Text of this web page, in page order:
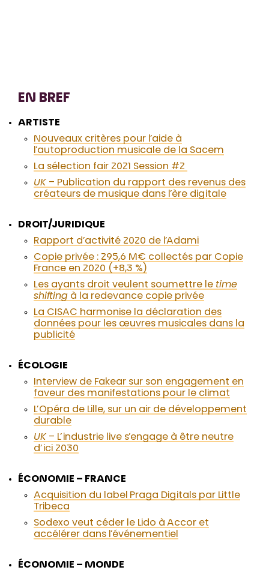
EN BREF
ARTISTE
Nouveaux critères pour l’aide à
l’autoproduction musicale de la Sacem
La sélection fair 2021 Session #2
UK – Publication du rapport des revenus des
créateurs de musique dans l’ère digitale
DROIT/JURIDIQUE
Rapport d’activité 2020 de l’Adami
Copie privée : 295,6 M€ collectés par Copie
France en 2020 (+8,3 %)
Les ayants droit veulent soumettre le time
shifting à la redevance copie privée
La CISAC harmonise la déclaration des
données pour les œuvres musicales dans la
publicité
ÉCOLOGIE
Interview de Fakear sur son engagement en
faveur des manifestations pour le climat
L’Opéra de Lille, sur un air de développement
durable
UK – L’industrie live s’engage à être neutre
d’ici 2030
ÉCONOMIE – FRANCE
Acquisition du label Praga Digitals par Little
Tribeca
Sodexo veut céder le Lido à Accor et
accélérer dans l’événementiel
ÉCONOMIE – MONDE